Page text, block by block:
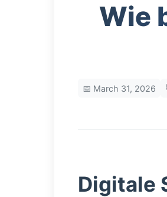
Wie
📅 March 31, 2026
Digitale